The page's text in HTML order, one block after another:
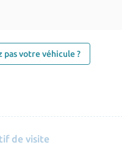
pas votre véhicule ?
de visite